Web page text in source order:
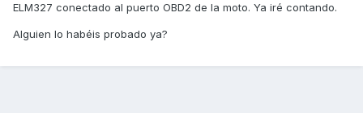
ELM327 conectado al puerto OBD2 de la moto. Ya iré contando.
Alguien lo habéis probado ya?